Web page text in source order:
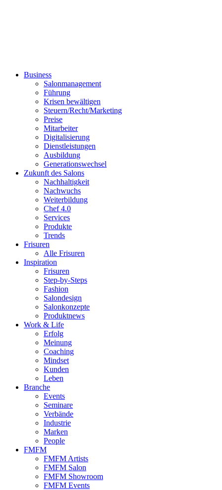
Business
Salonmanagement
Führung
Krisen bewältigen
Steuern/Recht/Marketing
Preise
Mitarbeiter
Digitalisierung
Dienstleistungen
Ausbildung
Generationswechsel
Zukunft des Salons
Nachhaltigkeit
Nachwuchs
Weiterbildung
Chef 4.0
Services
Produkte
Trends
Frisuren
Alle Frisuren
Inspiration
Frisuren
Step-by-Steps
Fashion
Salondesign
Salonkonzepte
Produktnews
Work & Life
Erfolg
Meinung
Coaching
Mindset
Kunden
Leben
Branche
Events
Seminare
Verbände
Industrie
Marken
People
FMFM
FMFM Artists
FMFM Salon
FMFM Showroom
FMFM Events